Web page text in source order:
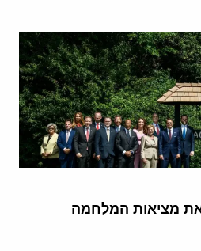
את מציאות המלחמה